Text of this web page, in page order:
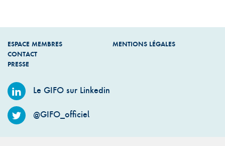
ESPACE MEMBRES
CONTACT
PRESSE
MENTIONS LÉGALES
Le GIFO sur Linkedin
@GIFO_officiel